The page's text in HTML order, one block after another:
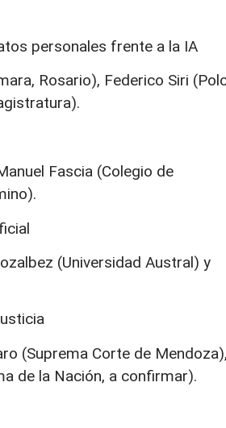
personales frente a la IA
Rosario), Federico Siri
Fascia (Colegio de
(Universidad Austral) y
(Suprema Corte de
de la Nación, a confirmar).